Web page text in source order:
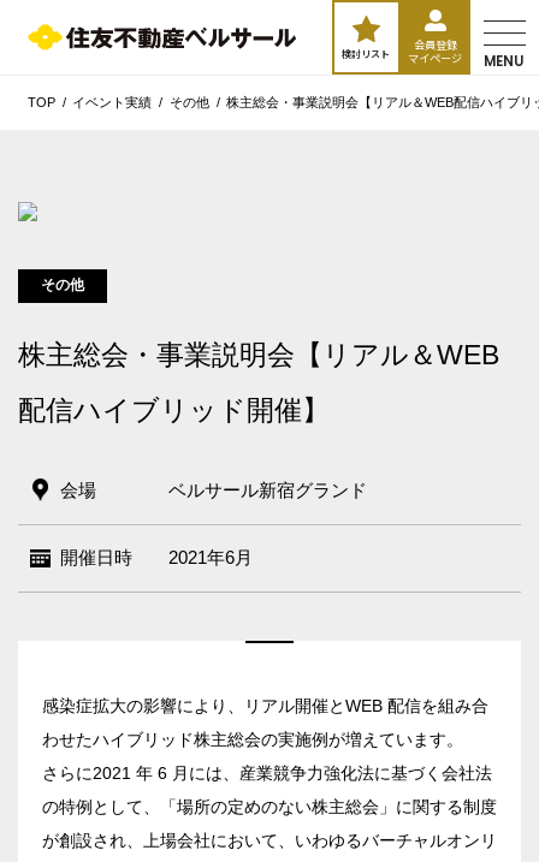
検討リスト
会員登録
マイページ MENU
TOP イベント実績 その他 株主総会・事業説明会【リアル＆WEB配信ハイブリ
その他
株主総会・事業説明会【リアル＆WEB
配信ハイブリッド開催】
会場 ベルサール新宿グランド
開催日時 2021年6月
感染症拡大の影響により、リアル開催とWEB 配信を組み合
わせたハイブリッド株主総会の実施例が増えています。
さらに2021 年 6 月には、産業競争力強化法に基づく会社法
の特例として、「場所の定めのない株主総会」に関する制度
が創設され、上場会社において、いわゆるバーチャルオンリ